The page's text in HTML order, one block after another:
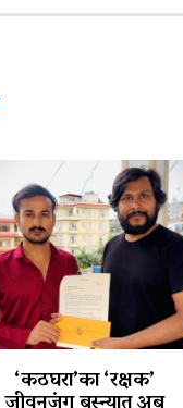
‘कठघरा’का ‘रक्षक’